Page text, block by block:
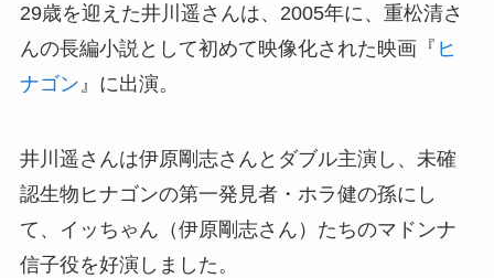
29歳を迎えた井川遥さんは、2005年に、重松清さ
んの長編小説として初めて映像化された映画『 ヒ
ナゴン 』に出演。
井川遥さんは伊原剛志さんとダブル主演し、未確
認生物ヒナゴンの第一発見者・ホラ健の孫にし
て、イッちゃん（伊原剛志さん）たちのマドンナ
信子役を好演しました。